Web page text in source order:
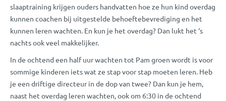
slaaptraining krijgen ouders handvatten hoe ze hun kind overdag
kunnen coachen bij uitgestelde behoeftebevrediging en het
kunnen leren wachten. En kun je het overdag? Dan lukt het ‘s
nachts ook veel makkelijker.
In de ochtend een half uur wachten tot Pam groen wordt is voor
sommige kinderen iets wat ze stap voor stap moeten leren. Heb
je een driftige directeur in de dop van twee? Dan kun je hem,
naast het overdag leren wachten, ook om 6:30 in de ochtend